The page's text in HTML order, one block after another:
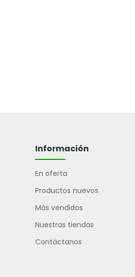
Información
En oferta
Productos nuevos
Más vendidos
Nuestras tiendas
Contáctanos